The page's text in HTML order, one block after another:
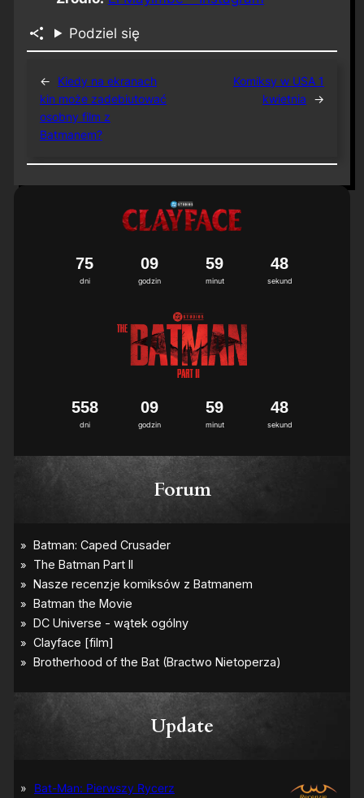
Podziel się
←
Kiedy na ekranach
kin może zadebiutować
osobny film z
Batmanem?
Komiksy w USA 1
kwietnia
→
dni
75
godzin
09
minut
59
sekund
48
dni
558
godzin
09
minut
59
sekund
48
Forum
Update
Bat-Man: Pierwszy Rycerz